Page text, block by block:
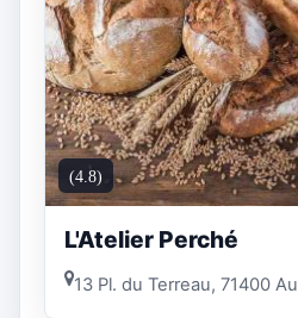
(4.8)
L'Atelier Perché
13 Pl. du Terreau, 71400